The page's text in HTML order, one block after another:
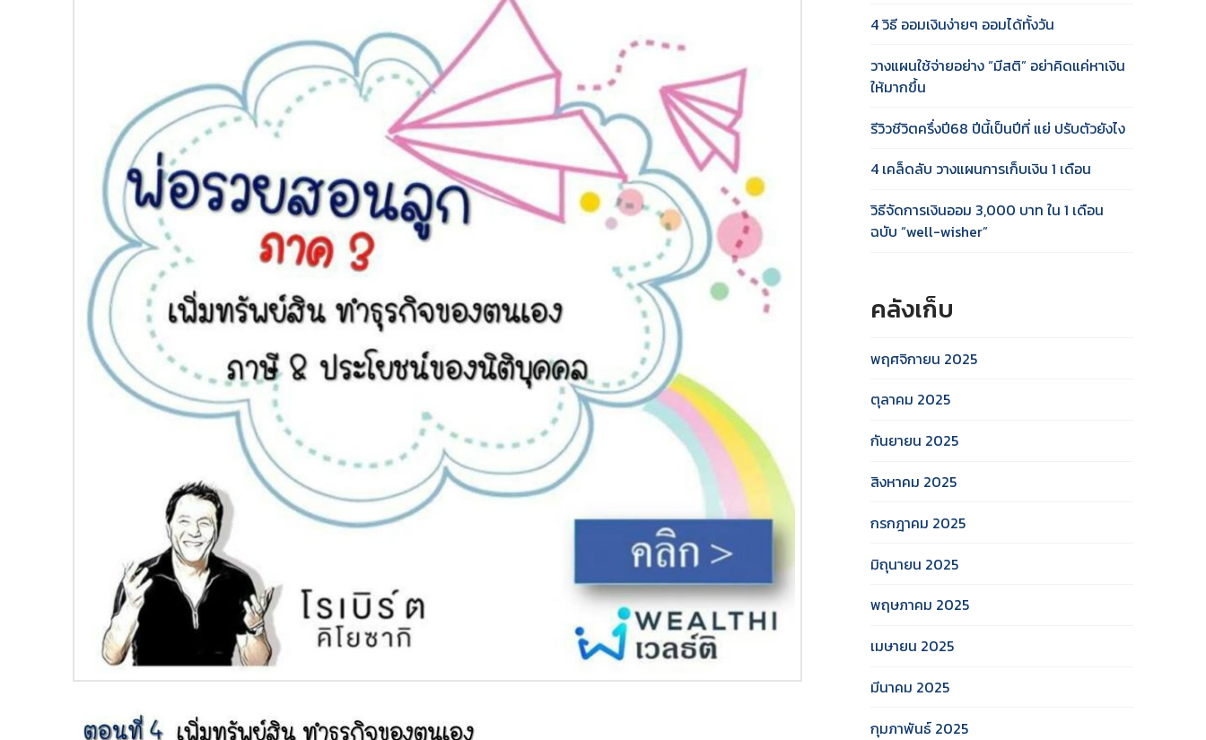
4 วิธี ออมเงินง่ายๆ ออมได้ทั้งวัน
วางแผนใช้จ่ายอย่าง “มีสติ” อย่าคิดแค่หาเงิน
ให้มากขึ้น
รีวิวชีวิตครึ่งปี68 ปีนี้เป็นปีที่ แย่ ปรับตัวยังไง
4 เคล็ดลับ วางแผนการเก็บเงิน 1 เดือน
วิธีจัดการเงินออม 3,000 บาท ใน 1 เดือน
ฉบับ “well-wisher”
คลังเก็บ
พฤศจิกายน 2025
ตุลาคม 2025
กันยายน 2025
สิงหาคม 2025
กรกฎาคม 2025
มิถุนายน 2025
พฤษภาคม 2025
เมษายน 2025
มีนาคม 2025
กุมภาพันธ์ 2025